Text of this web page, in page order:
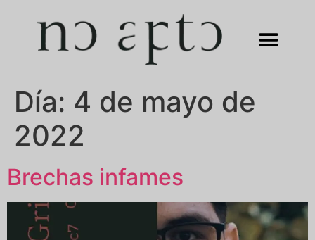
Día: 4 de mayo de
2022
Brechas infames